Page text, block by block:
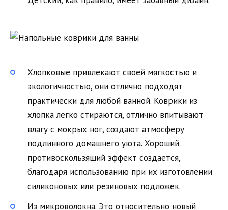
Хлопковые привлекают своей мягкостью и
экологичностью, они отлично подходят
практически для любой ванной. Коврики из
хлопка легко стираются, отлично впитывают
влагу с мокрых ног, создают атмосферу
подлинного домашнего уюта. Хороший
противоскользящий эффект создается,
благодаря использованию при их изготовлении
силиконовых или резиновых подложек.
Из микроволокна. Это относительно новый